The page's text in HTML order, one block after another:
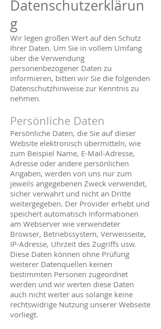
Datenschutzerklärun
g
Wir legen großen Wert auf den Schutz
Ihrer Daten. Um Sie in vollem Umfang
über die Verwendung
personenbezogener Daten zu
informieren, bitten wir Sie die folgenden
Datenschutzhinweise zur Kenntnis zu
nehmen.
Persönliche Daten
Persönliche Daten, die Sie auf dieser
Website elektronisch übermitteln, wie
zum Beispiel Name, E-Mail-Adresse,
Adresse oder andere persönlichen
Angaben, werden von uns nur zum
jeweils angegebenen Zweck verwendet,
sicher verwahrt und nicht an Dritte
weitergegeben. Der Provider erhebt und
speichert automatisch Informationen
am Webserver wie verwendeter
Browser, Betriebssystem, Verweisseite,
IP-Adresse, Uhrzeit des Zugriffs usw.
Diese Daten können ohne Prüfung
weiterer Datenquellen keinen
bestimmten Personen zugeordnet
werden und wir werten diese Daten
auch nicht weiter aus solange keine
rechtswidrige Nutzung unserer Webseite
vorliegt.